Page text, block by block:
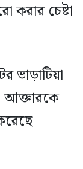
চেষ্টা
ভাড়াটিয়া
আক্তারকে